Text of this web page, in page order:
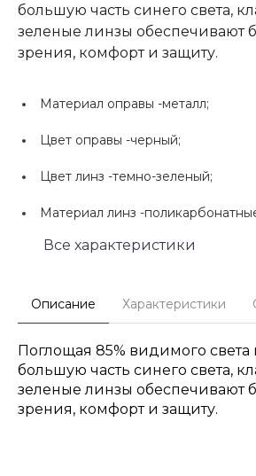
большую часть синего света,
зеленые линзы обеспечивают
зрения, комфорт и защиту.
Материал оправы -металл;
Цвет оправы -черный;
Цвет линз -темно-зеленый;
Материал линз -
Все характеристики
Описание Характеристики
Поглощая 85% видимого света
большую часть синего света,
зеленые линзы обеспечивают
зрения, комфорт и защиту.